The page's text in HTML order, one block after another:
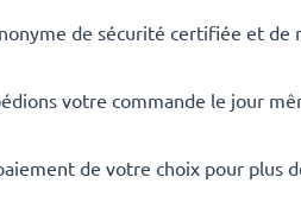
de sécurité certifiée et
votre commande le jour
de votre choix pour plus